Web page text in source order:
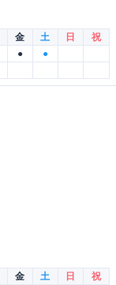
金 土 日
祝
●
●
金 土 日 祝